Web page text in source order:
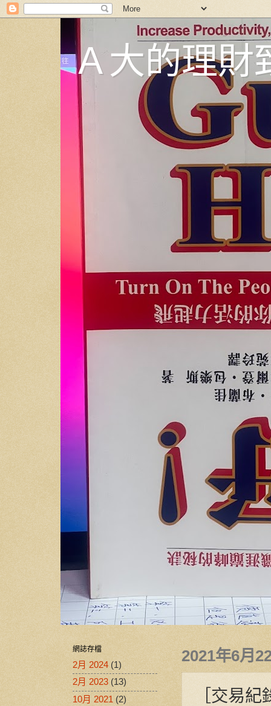
Ａ大的理財
2021年6月
［交易
網誌存檔
2月 2024 (1)
2月 2023 (13)
10月 2021 (2)